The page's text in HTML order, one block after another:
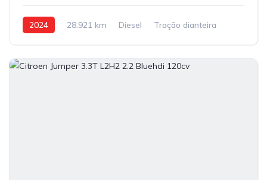
2024 28.921 km Diesel Tração dianteira